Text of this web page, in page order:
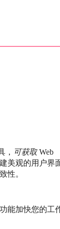
， 可获取Web
美观的用户界
性。
能加快您的工